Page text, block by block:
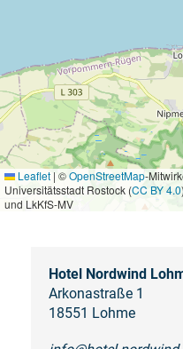
Leaflet | ©OpenStreetMap-
Universitätsstadt Rostock (CC BY 4.0
und LkKfS-MV
Hotel Nordwind
Arkonastraße 1
18551 Lohme